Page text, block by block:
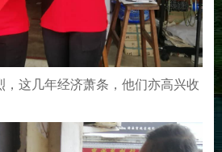
，这几年经济萧条，他们亦高兴收